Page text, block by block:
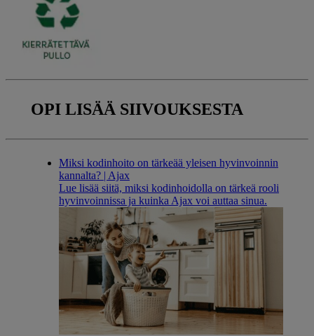
OPI LISÄÄ SIIVOUKSESTA
Miksi kodinhoito on tärkeää yleisen hyvinvoinnin
kannalta? | Ajax
Lue lisää siitä, miksi kodinhoidolla on tärkeä rooli
hyvinvoinnissa ja kuinka Ajax voi auttaa sinua.